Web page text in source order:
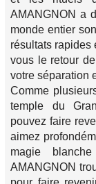
AMANGNON a
monde entier
résultats rapides
vous le retour
votre séparation
Comme
temple du
pouvez faire
aimez
magie
AMANGNON